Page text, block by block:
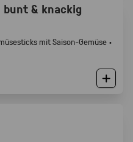
bunt & knackig
mit Saison-Gemüse ·